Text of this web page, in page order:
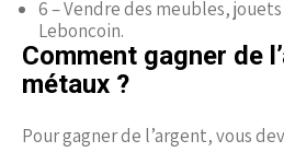
6 – Vendre des meubles,
Leboncoin.
Comment gagner de
métaux ?
Pour gagner de l’argent, vous